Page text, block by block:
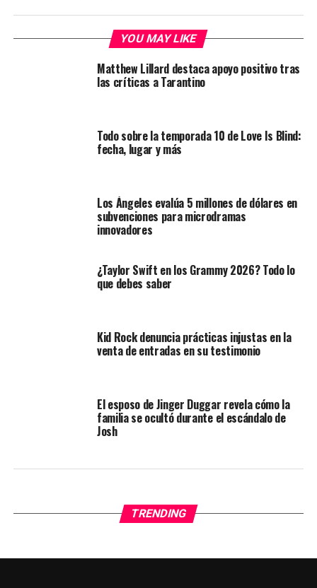
YOU MAY LIKE
Matthew Lillard destaca apoyo positivo tras
las críticas a Tarantino
Todo sobre la temporada 10 de Love Is Blind:
fecha, lugar y más
Los Ángeles evalúa 5 millones de dólares en
subvenciones para microdramas
innovadores
¿Taylor Swift en los Grammy 2026? Todo lo
que debes saber
Kid Rock denuncia prácticas injustas en la
venta de entradas en su testimonio
El esposo de Jinger Duggar revela cómo la
familia se ocultó durante el escándalo de
Josh
TRENDING